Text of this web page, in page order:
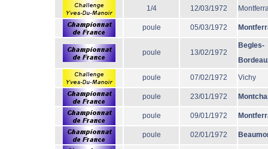
1/4 12/03/1972
poule 05/03/1972
poule 13/02/1972
Begles-
poule 07/02/1972 Vichy
poule 23/01/1972
poule 09/01/1972
poule 02/01/1972